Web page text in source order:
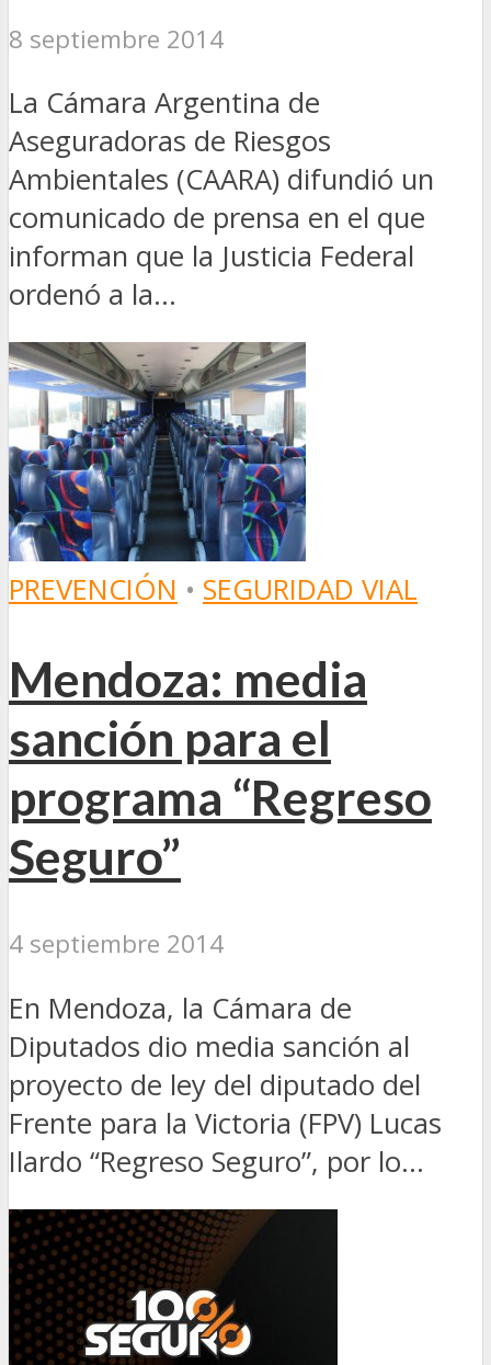
8 septiembre 2014
La Cámara Argentina de
Aseguradoras de Riesgos
Ambientales (CAARA) difundió un
comunicado de prensa en el que
informan que la Justicia Federal
ordenó a la...
PREVENCIÓN • SEGURIDAD VIAL
Mendoza: media
sanción para el
programa “Regreso
Seguro”
4 septiembre 2014
En Mendoza, la Cámara de
Diputados dio media sanción al
proyecto de ley del diputado del
Frente para la Victoria (FPV) Lucas
Ilardo “Regreso Seguro”, por lo...